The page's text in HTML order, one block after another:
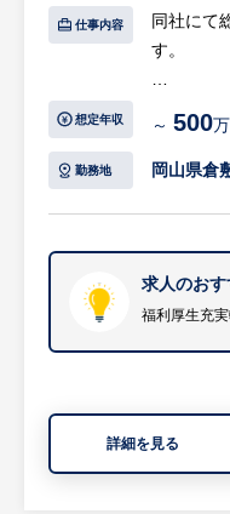
安定性を
外への事
今回のポ
とどまら
候補）と
対策の立
がらステ
勤務地は
仕事内容
同社にて
す。
・労務管
会保険の
の美化・
定・調達
・社内行
・採用・
務サポー
よび来客
想定年収 ～ 500
勤務地 岡山県倉
求人のお
福利厚生充
詳細を見る